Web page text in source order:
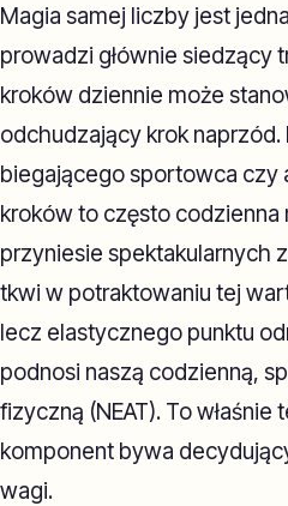
Magia samej liczby jest
prowadzi głównie siedzący
kroków dziennie może
odchudzający krok naprzód.
biegającego sportowca czy
kroków to często codzienna
przyniesie spektakularnych
tkwi w potraktowaniu tej
lecz elastycznego punktu
podnosi naszą codzienną,
fizyczną (NEAT). To
komponent bywa
wagi.